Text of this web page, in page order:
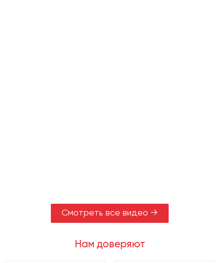
Смотреть все видео →
Нам доверяют